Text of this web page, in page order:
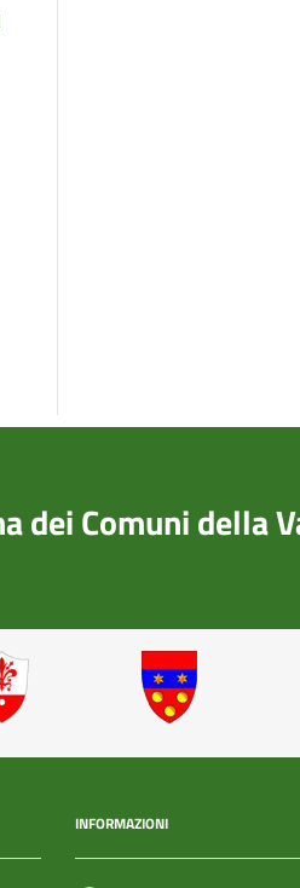
dei Comuni della
INFORMAZIONI